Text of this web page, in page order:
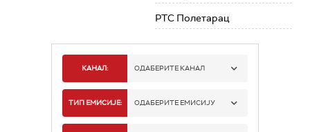
РТС Полетарац
КАНАЛ: ОДАБЕРИТЕ КАНАЛ
РТС 1
ТИП ЕМИСИЈЕ: ОДАБЕРИТЕ ЕМИСИЈУ